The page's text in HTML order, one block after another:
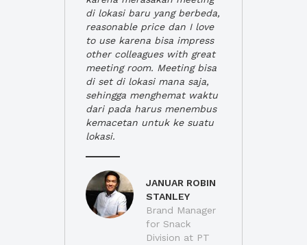
di lokasi baru yang berbeda,
reasonable price dan I love
to use karena bisa impress
other colleagues with great
meeting room. Meeting bisa
di set di lokasi mana saja,
sehingga menghemat waktu
dari pada harus menembus
kemacetan untuk ke suatu
lokasi.
JANUAR ROBIN
STANLEY
Brand Manager
for Snack
Division at PT